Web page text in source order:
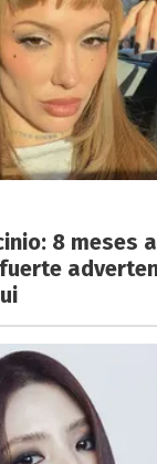
8 meses